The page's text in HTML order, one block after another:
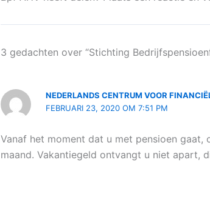
3 gedachten over “Stichting
NEDERLANDS CENTRUM VOOR
FEBRUARI 23, 2020 OM 7:51 PM
Vanaf het moment dat u met pensioen
maand. Vakantiegeld ontvangt u niet apart,